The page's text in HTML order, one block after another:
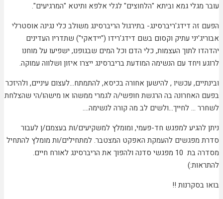
עובר מגלי גמא וביתא "הלחוצים" לגלי אלפא ותיטא "המרגיעים".
הפעם זה דידג'ריברסינג- בתירגול הריברסינג משולב כלי נגינה אוסטרלי
אבוריג'יני עתיק וקסום בשם דידג'רידו ("יידאקי") שתדריו העדינים
יהדהדו לתוך העצמות, כלי הדם וכל המים שבגופנו, ישפיעו על מוחנו
לרוגע ויחד עם הנשימה המודעת בריברסינג ייצרו איזון ושלווה עמוקה.
ובינתיים, עכשיו , להישען אחורה בכיסא, להתמתח…לעצום עיניים, ולהיזכר
בפעם האחרונה בה הרגשת חופשי/ה לגמרי ממשהו או מישהו/הי שהצלחת
לשחרר … לחייך…ולשים לב מה קורה לנשימה….
ניתן להגיע למפגש חד-פעמי, ומומלץ למשקיעים/ות בעצמם/ן לעבור
סדרת מפגשים להעמקת האפקט המצטבר. למתחילים/ות מומלץ להתחיל
מסדרה בת 10 מפגשי סדנה ולהפוך את הריברסינג לאורח חיים.
להתראות:)
בואו בסקרנות !!